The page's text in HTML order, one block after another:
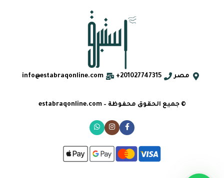
مصر 201027747315+
info@estabraqonline.com
© جميع الحقوق محفوظة – estabraqonline.com